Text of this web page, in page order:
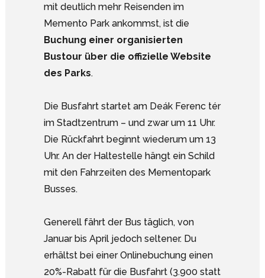
mit deutlich mehr Reisenden im
Memento Park ankommst, ist die
Buchung einer organisierten
Bustour über die offizielle Website
des Parks.
Die Busfahrt startet am Deák Ferenc tér
im Stadtzentrum – und zwar um 11 Uhr.
Die Rückfahrt beginnt wiederum um 13
Uhr. An der Haltestelle hängt ein Schild
mit den Fahrzeiten des Mementopark
Busses.
Generell fährt der Bus täglich, von
Januar bis April jedoch seltener. Du
erhältst bei einer Onlinebuchung einen
20%-Rabatt für die Busfahrt (3.900 statt